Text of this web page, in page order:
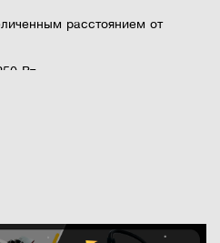
расстоянием от
Вт